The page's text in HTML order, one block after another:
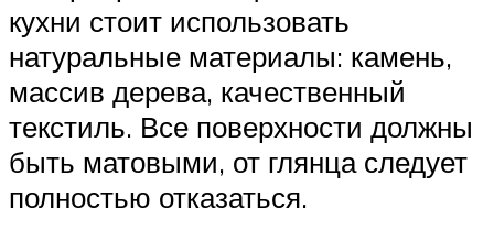
кухни стоит использовать
натуральные материалы: камень,
массив дерева, качественный
текстиль. Все поверхности должны
быть матовыми, от глянца следует
полностью отказаться.